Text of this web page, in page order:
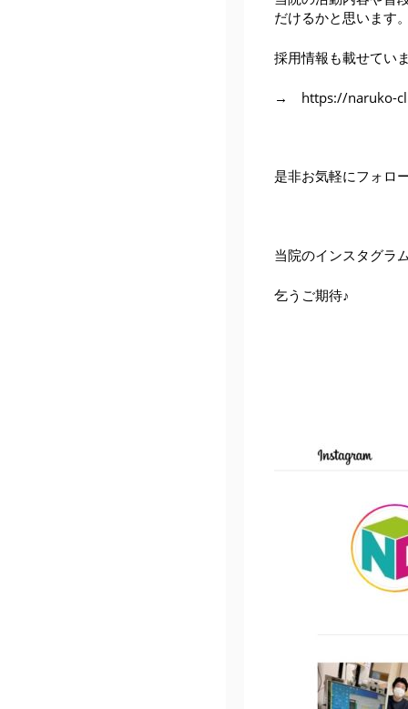
だけるかと思います
採用情報も載せてい
→ https://naruko-
是非お気軽にフォロ
当院のインスタグラ
乞うご期待♪